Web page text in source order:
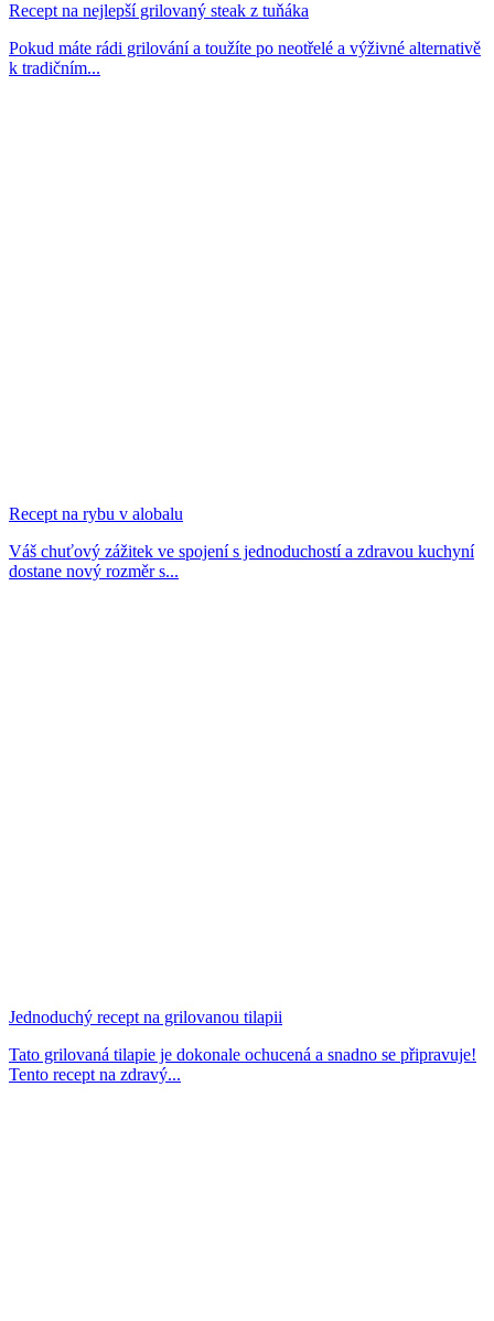
Recept na nejlepší grilovaný steak z tuňáka
Pokud máte rádi grilování a toužíte po neotřelé a výživné alternativě
k tradičním...
Recept na rybu v alobalu
Váš chuťový zážitek ve spojení s jednoduchostí a zdravou kuchyní
dostane nový rozměr s...
Jednoduchý recept na grilovanou tilapii
Tato grilovaná tilapie je dokonale ochucená a snadno se připravuje!
Tento recept na zdravý...